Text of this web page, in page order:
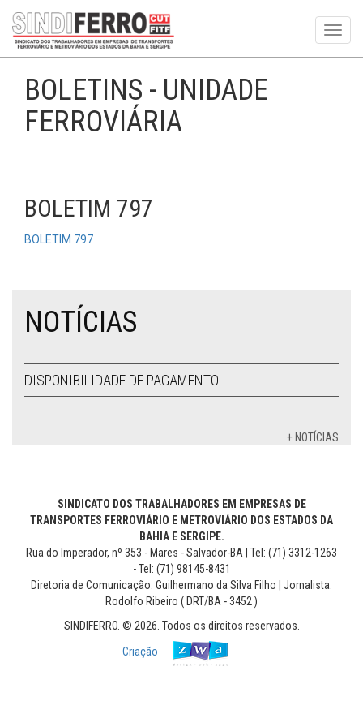
BOLETINS - UNIDADE
FERROVIÁRIA
BOLETIM 797
BOLETIM 797
NOTÍCIAS
DISPONIBILIDADE DE PAGAMENTO
+ NOTÍCIAS
SINDICATO DOS TRABALHADORES EM EMPRESAS DE
TRANSPORTES FERROVIÁRIO E METROVIÁRIO DOS ESTADOS DA
BAHIA E SERGIPE.
Rua do Imperador, nº 353 - Mares - Salvador-BA | Tel: (71) 3312-1263
- Tel: (71) 98145-8431
Diretoria de Comunicação: Guilhermano da Silva Filho | Jornalista:
Rodolfo Ribeiro ( DRT/BA - 3452 )
SINDIFERRO. © 2026. Todos os direitos reservados.
Criação